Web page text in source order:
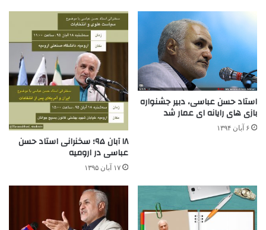
استاد حسن عباسی، دبیر جشنواره
بازی های رایانه ای عمار شد
۶ آبان ۱۳۹۴
۱۸ آبان ۹۵؛ سخنرانی استاد حسن
عباسی در ارومیه
۱۷ آبان ۱۳۹۵